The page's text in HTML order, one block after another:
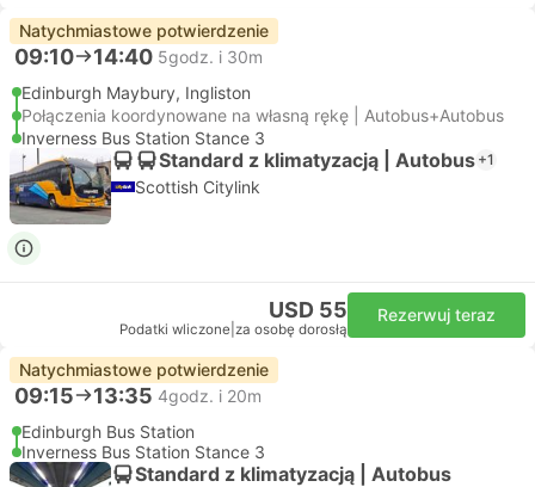
Natychmiastowe potwierdzenie
09:10 14:40 5godz. i 30m
Edinburgh Maybury, Ingliston
Połączenia koordynowane na własną rękę | Autobus+Autobus
Inverness Bus Station Stance 3
Standard z klimatyzacją | Autobus +1
Scottish Citylink
USD 55
Podatki wliczone za osobę dorosłą
Rezerwuj teraz
Natychmiastowe potwierdzenie
09:15 13:35 4godz. i 20m
Edinburgh Bus Station
Inverness Bus Station Stance 3
Standard z klimatyzacją | Autobus